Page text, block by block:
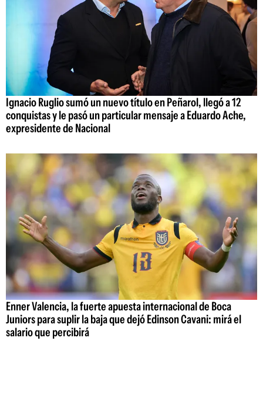
Ignacio Ruglio sumó un nuevo título en Peñarol, llegó a 12
conquistas y le pasó un particular mensaje a Eduardo Ache,
expresidente de Nacional
Enner Valencia, la fuerte apuesta internacional de Boca
Juniors para suplir la baja que dejó Edinson Cavani: mirá el
salario que percibirá